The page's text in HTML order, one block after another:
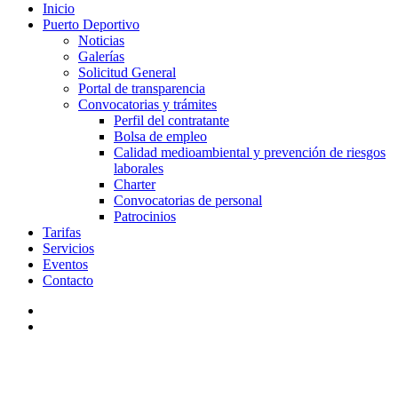
Inicio
Puerto Deportivo
Noticias
Galerías
Solicitud General
Portal de transparencia
Convocatorias y trámites
Perfil del contratante
Bolsa de empleo
Calidad medioambiental y prevención de riesgos
laborales
Charter
Convocatorias de personal
Patrocinios
Tarifas
Servicios
Eventos
Contacto